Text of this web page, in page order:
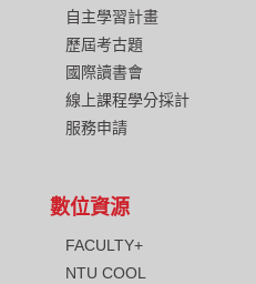
自主學習計畫
歷屆考古題
國際讀書會
線上課程學分採計
服務申請
數位資源
FACULTY+
NTU COOL